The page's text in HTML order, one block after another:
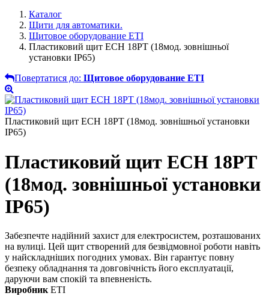
Каталог
Щити для автоматики.
Щитовое оборудование ETI
Пластиковий щит ECH 18PT (18мод. зовнішньої
установки IP65)
Повертатися до: Щитовое оборудование ETI
Пластиковий щит ECH 18PT (18мод. зовнішньої установки
IP65)
Пластиковий щит ECH 18PT
(18мод. зовнішньої установки
IP65)
Забезпечте надійний захист для електросистем, розташованих
на вулиці. Цей щит створений для безвідмовної роботи навіть
у найскладніших погодних умовах. Він гарантує повну
безпеку обладнання та довговічність його експлуатації,
даруючи вам спокій та впевненість.
Виробник ETI